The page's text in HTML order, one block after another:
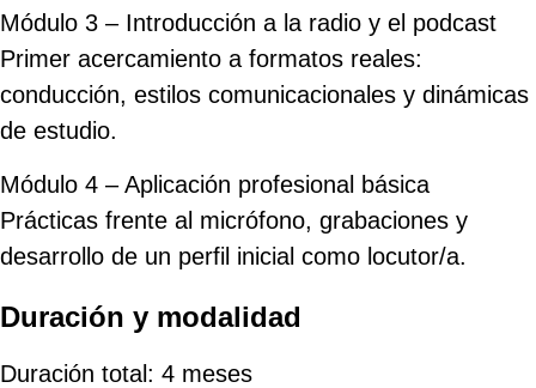
Módulo 3 – Introducción a la radio y el podcast
Primer acercamiento a formatos reales:
conducción, estilos comunicacionales y dinámicas
de estudio.
Módulo 4 – Aplicación profesional básica
Prácticas frente al micrófono, grabaciones y
desarrollo de un perfil inicial como locutor/a.
Duración y modalidad
Duración total: 4 meses